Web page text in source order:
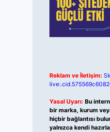
Reklam ve İletişim:
Yasal Uyarı: Bu
bir marka, kurum
hiçbir bağlantısı
yalnızca kendi